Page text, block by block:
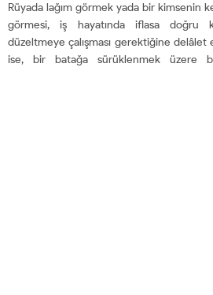
görmeye...
Rüyada lağım görmek yada bir kimsenin
görmesi, iş hayatında iflasa doğru
düzeltmeye çalışması gerektiğine delâlet
ise, bir batağa sürüklenmek üzere